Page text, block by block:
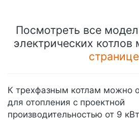
Посмотреть все
электрических
странице
К трехфазным котлам можно
для отопления с проектной
производительностью от 9